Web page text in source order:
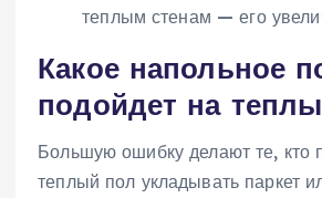
теплым стенам — его
Какое напольное
подойдет на
Большую ошибку делают те, кто
теплый пол укладывать паркет